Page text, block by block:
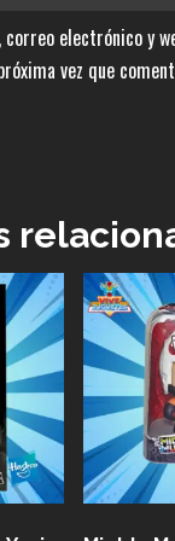
electrónico y
vez que